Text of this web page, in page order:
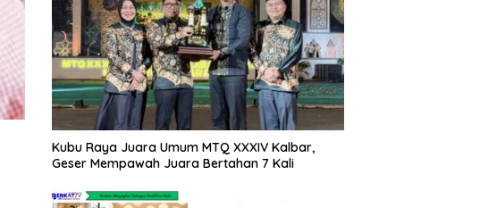
Kubu Raya Juara Umum MTQ XXXIV Kalbar,
Geser Mempawah Juara Bertahan 7 Kali